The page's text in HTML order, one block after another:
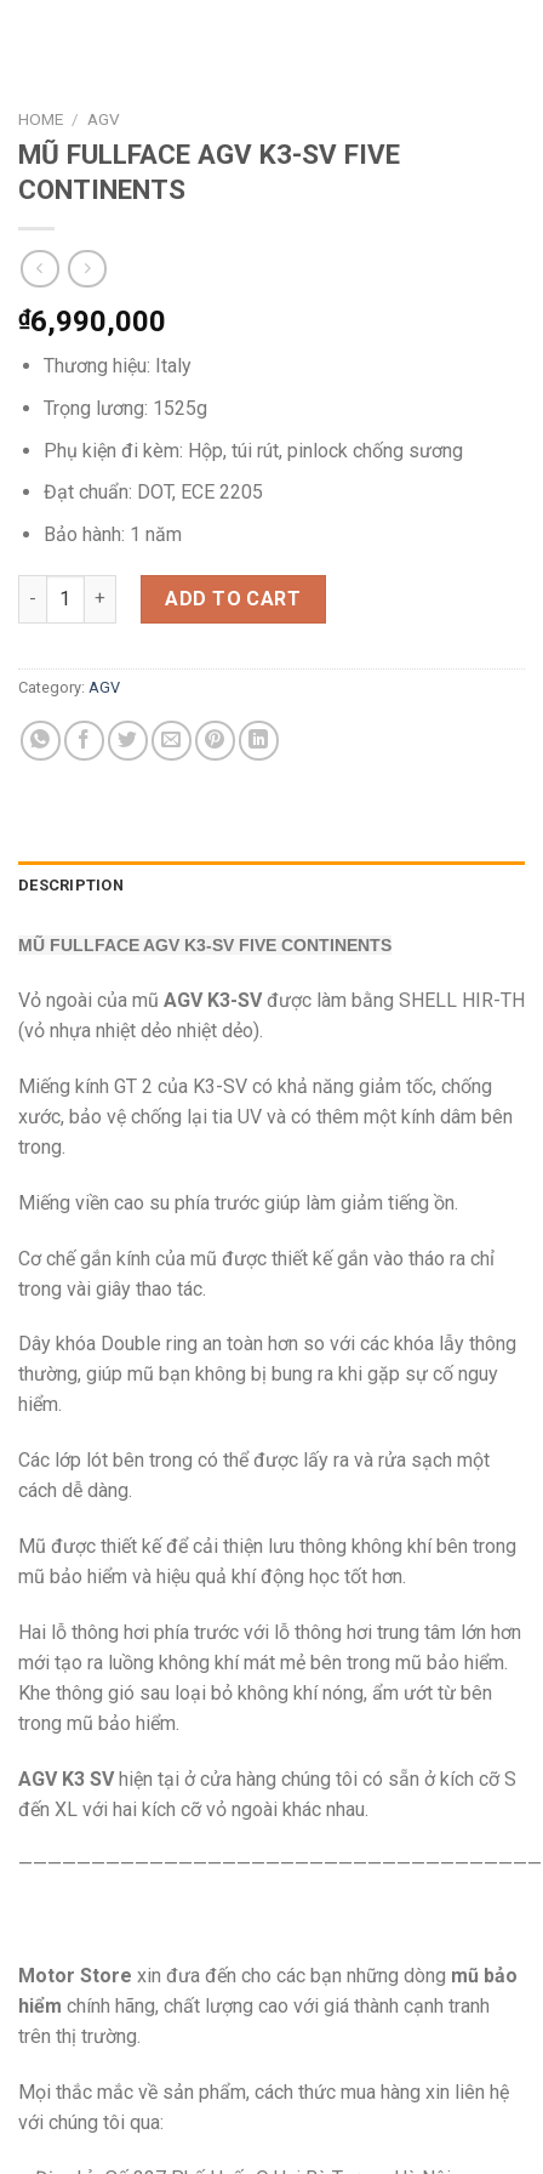
HOME / AGV
MŨ FULLFACE AGV K3-SV FIVE
CONTINENTS
₫6,990,000
Thương hiệu: Italy
Trọng lương: 1525g
Phụ kiện đi kèm: Hộp, túi rút, pinlock chống sương
Đạt chuẩn: DOT, ECE 2205
Bảo hành: 1 năm
MŨ FULLFACE AGV K3-SV FIVE CONTINENTS quantity
ADD TO CART
Category: AGV
DESCRIPTION
MŨ FULLFACE AGV K3-SV FIVE CONTINENTS
Vỏ ngoài của mũ AGV K3-SVđược làm bằng SHELL HIR-TH
(vỏ nhựa nhiệt dẻo nhiệt dẻo).
​Miếng kính GT 2 của K3-SV có khả năng giảm tốc, chống
xước, bảo vệ chống lại tia UV và có thêm một kính dâm bên
trong.
Miếng viền cao su phía trước giúp làm giảm tiếng ồn.
Cơ chế gắn kính của mũ được thiết kế gắn vào tháo ra chỉ
trong vài giây thao tác.
Dây khóa Double ring an toàn hơn so với các khóa lẫy thông
thường, giúp mũ bạn không bị bung ra khi gặp sự cố nguy
hiểm.
Các lớp lót bên trong có thể được lấy ra và rửa sạch một
cách dễ dàng.
Mũ được thiết kế để cải thiện lưu thông không khí bên trong
mũ bảo hiểm và hiệu quả khí động học tốt hơn.
Hai lỗ thông hơi phía trước với lỗ thông hơi trung tâm lớn hơn
mới tạo ra luồng không khí mát mẻ bên trong mũ bảo hiểm.
Khe thông gió sau loại bỏ không khí nóng, ẩm ướt từ bên
trong mũ bảo hiểm.
AGV K3 SVhiện tại ở cửa hàng chúng tôi có sẵn ở kích cỡ S
đến XL với hai kích cỡ vỏ ngoài khác nhau.
Motor Store xin đưa đến cho các bạn những dòng mũ bảo
hiểm chính hãng, chất lượng cao với giá thành cạnh tranh
trên thị trường.
Mọi thắc mắc về sản phẩm, cách thức mua hàng xin liên hệ
với chúng tôi qua: